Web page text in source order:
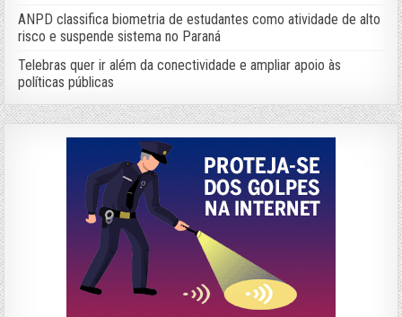
ANPD classifica biometria de estudantes como atividade de alto
risco e suspende sistema no Paraná
Telebras quer ir além da conectividade e ampliar apoio às
políticas públicas